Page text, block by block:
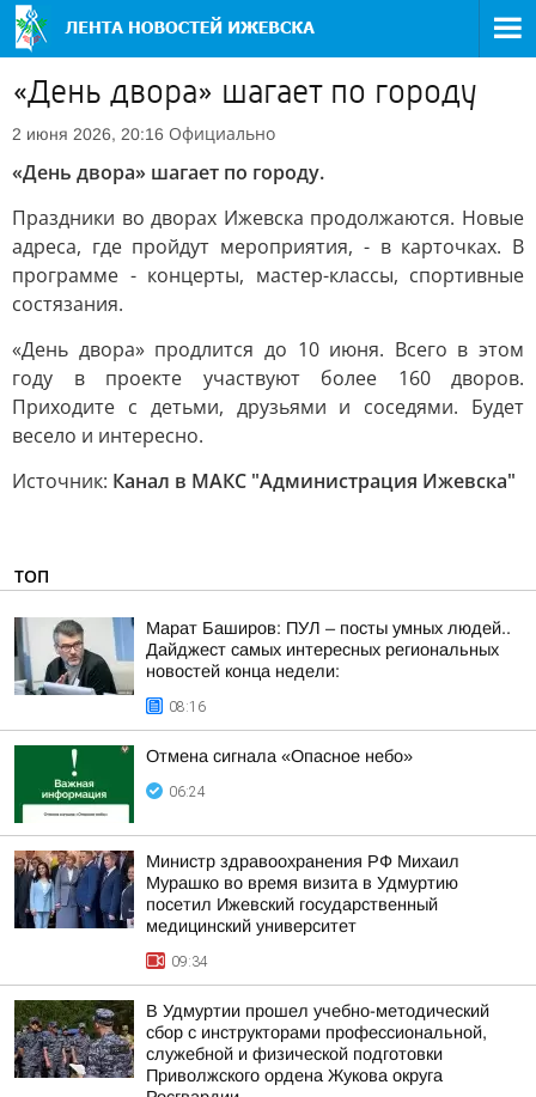
«День двора» шагает по городу
2 июня 2026, 20:16 Официально
«День двора» шагает по городу.
Праздники во дворах Ижевска продолжаются. Новые
адреса, где пройдут мероприятия, - в карточках. В
программе - концерты, мастер-классы, спортивные
состязания.
«День двора» продлится до 10 июня. Всего в этом
году в проекте участвуют более 160 дворов.
Приходите с детьми, друзьями и соседями. Будет
весело и интересно.
Источник: Канал в МАКС "Администрация Ижевска"
ТОП
Марат Баширов: ПУЛ – посты умных людей..
Дайджест самых интересных региональных
новостей конца недели:
08:16
Отмена сигнала «Опасное небо»
06:24
Министр здравоохранения РФ Михаил
Мурашко во время визита в Удмуртию
посетил Ижевский государственный
медицинский университет
09:34
В Удмуртии прошел учебно-методический
сбор с инструкторами профессиональной,
служебной и физической подготовки
Приволжского ордена Жукова округа